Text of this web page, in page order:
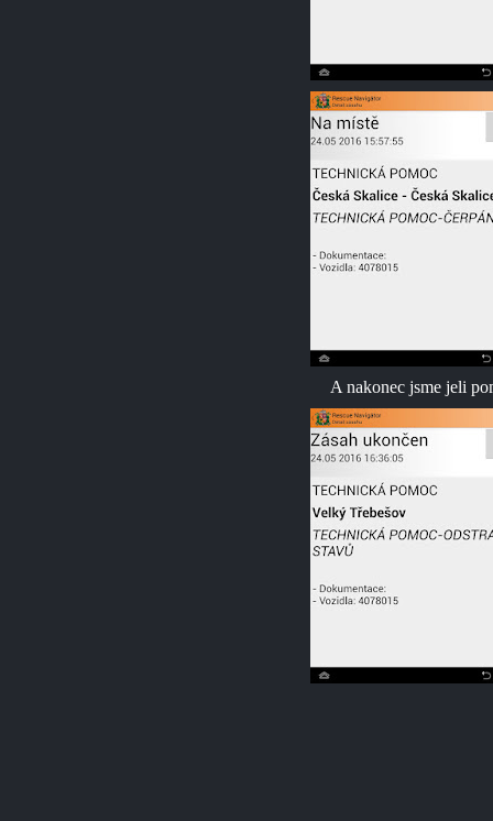
A nakonec jsme jeli